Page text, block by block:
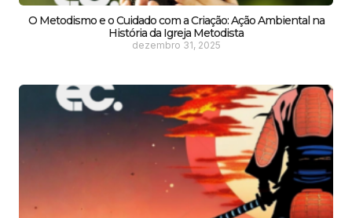
O Metodismo e o Cuidado com a Criação: Ação Ambiental na
História da Igreja Metodista
dezembro 31, 2025